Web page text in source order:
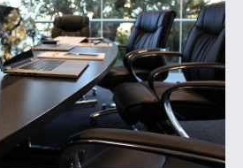
pobyt
—
návod
(2025)